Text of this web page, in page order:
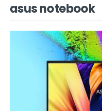
asus notebook